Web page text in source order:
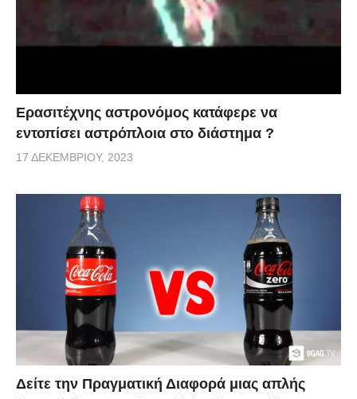
Ερασιτέχνης αστρονόμος κατάφερε να
εντοπίσει αστρόπλοια στο διάστημα ?
17 ΔΕΚΕΜΒΡΊΟΥ, 2023
Δείτε την Πραγματική Διαφορά μιας απλής